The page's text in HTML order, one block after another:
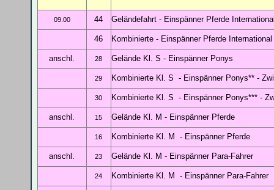
09.00 44 Geländefahrt - Einspänner Pferde
46 Kombinierte - Einspänner Pferde
anschl. 28 Gelände Kl. S - Einspänner Ponys
29 Kombinierte Kl. S - Einspänner Ponys** -
30 Kombinierte Kl. S - Einspänner Ponys*** -
anschl. 15 Gelände Kl. M - Einspänner Pferde
16 Kombinierte Kl. M - Einspänner Pferde
anschl. 23 Gelände Kl. M - Einspänner Para-Fahrer
24 Kombinierte Kl. M - Einspänner Para-Fahrer